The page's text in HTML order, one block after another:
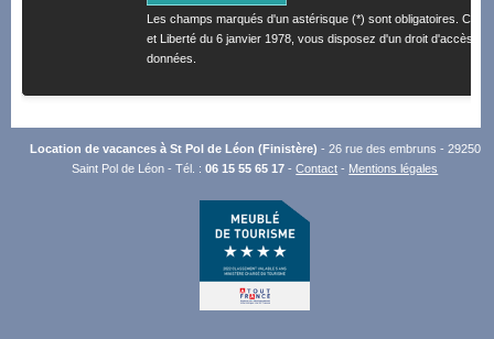
Les champs marqués d'un astérisque (*) sont obligatoires.
et Liberté du 6 janvier 1978, vous disposez d'un droit d'accès et
données.
Location de vacances à St Pol de Léon (Finistère) - 26 rue des embruns - 29250
Saint Pol de Léon - Tél. :06 15 55 65 17 -Contact - Mentions légales